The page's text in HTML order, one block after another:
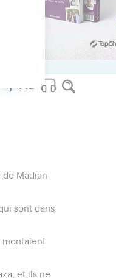
quand il
de Madian
sont dans
montaient
et ils ne